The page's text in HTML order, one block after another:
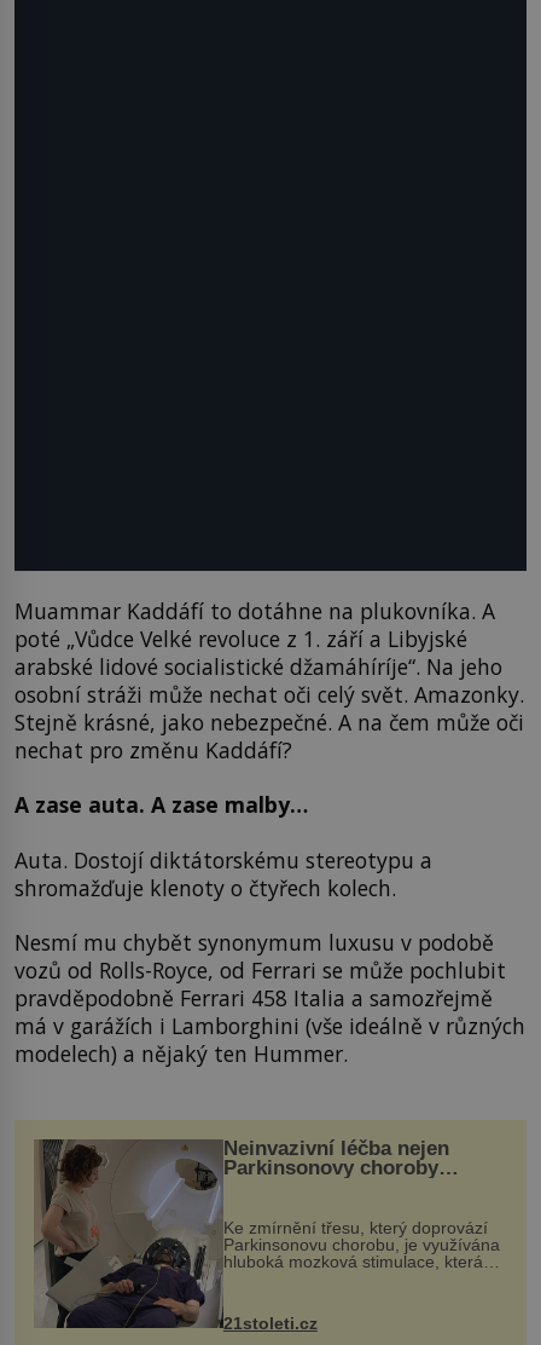
Muammar Kaddáfí to dotáhne na plukovníka. A
poté „Vůdce Velké revoluce z 1. září a Libyjské
arabské lidové socialistické džamáhíríje“. Na jeho
osobní stráži může nechat oči celý svět. Amazonky.
Stejně krásné, jako nebezpečné. A na čem může oči
nechat pro změnu Kaddáfí?
A zase auta. A zase malby…
Auta. Dostojí diktátorskému stereotypu a
shromažďuje klenoty o čtyřech kolech.
Nesmí mu chybět synonymum luxusu v podobě
vozů od Rolls-Royce, od Ferrari se může pochlubit
pravděpodobně Ferrari 458 Italia a samozřejmě
má v garážích i Lamborghini (vše ideálně v různých
modelech) a nějaký ten Hummer.
Neinvazivní léčba nejen
Parkinsonovy choroby
Ke zmírnění třesu, který doprovází
Parkinsonovu chorobu, je využívána
hluboká mozková stimulace, která
však vyžaduje vysoce invazivní
zákrok. Ultrazvuk zase není vhodný
k dostatečně přesnému zacílení ...
21stoleti.cz